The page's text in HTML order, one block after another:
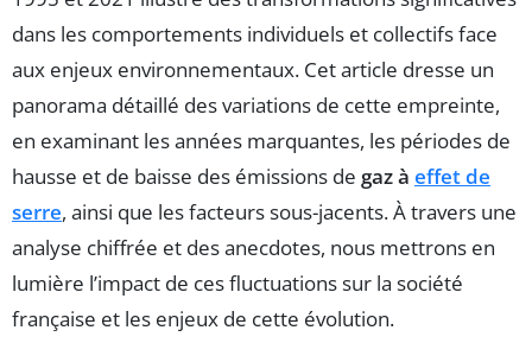
dans les comportements individuels et collectifs face
aux enjeux environnementaux. Cet article dresse un
panorama détaillé des variations de cette empreinte,
en examinant les années marquantes, les périodes de
hausse et de baisse des émissions de gaz à effet de
serre, ainsi que les facteurs sous-jacents. À travers une
analyse chiffrée et des anecdotes, nous mettrons en
lumière l’impact de ces fluctuations sur la société
française et les enjeux de cette évolution.